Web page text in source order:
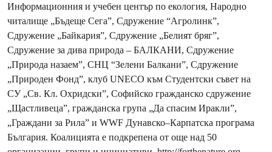
Информационния и учебен център по екология, Народно
читалище „Бъдеще Сега”, Сдружение “Агролинк”,
Сдружение „Байкария”, Сдружение „Белият бряг”,
Сдружение за дива природа – БАЛКАНИ, Сдружение
„Природа назаем”, СНЦ “Зелени Балкани”, Сдружение
„Природен Фонд”, клуб UNECO към Студентски съвет на
СУ „Св. Кл. Охридски”, Софийско гражданско сдружение
„Щастливеца”, гражданска група „Да спасим Иракли”,
„Граждани за Рила” и WWF Дунавско–Карпатска програма
България. Коалицията е подкрепена от още над 50